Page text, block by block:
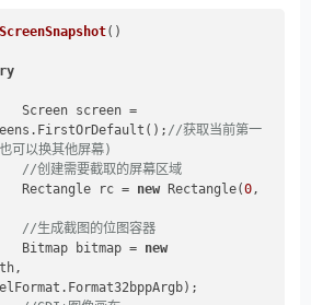
ScreenSnapshot()
//获取当前第一
可以换其他屏幕)
//创建需要截取的屏幕区域
                Rectangle rc =
new Rectangle(0
//生成截图的位图容器
                Bitmap bitmap =
new